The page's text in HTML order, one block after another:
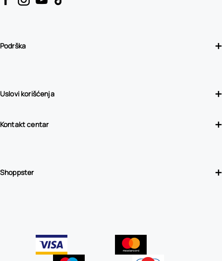
Podrška
Uslovi korišćenja
Kontakt centar
Shoppster